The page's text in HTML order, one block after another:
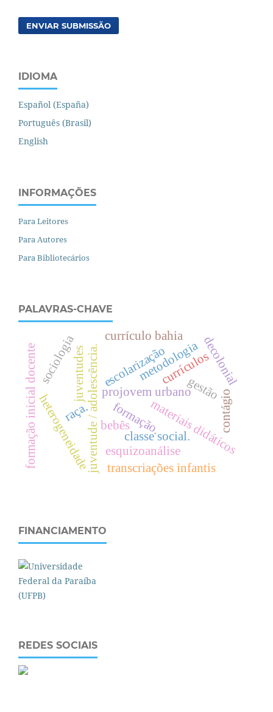
ENVIAR SUBMISSÃO
IDIOMA
Español (España)
Português (Brasil)
English
INFORMAÇÕES
Para Leitores
Para Autores
Para Bibliotecários
PALAVRAS-CHAVE
currículos
projovem urbano
juventude / adolescência. classe social.
raça.
gestão
juventudes escolarização
heterogeneidade materiais didáticos
esquizoanálise
formação.
decolonial
bebês contágio
currículo bahia
formação inicial docente metodologia
transcriações infantis
sociologia
FINANCIAMENTO
REDES SOCIAIS